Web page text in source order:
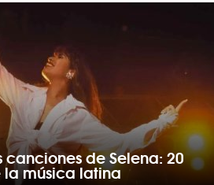
canciones de Selena: 20
música latina